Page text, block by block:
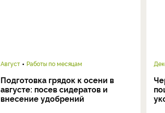
Август Работы по месяцам
Подготовка грядок к осени в
августе: посев сидератов и
внесение удобрений